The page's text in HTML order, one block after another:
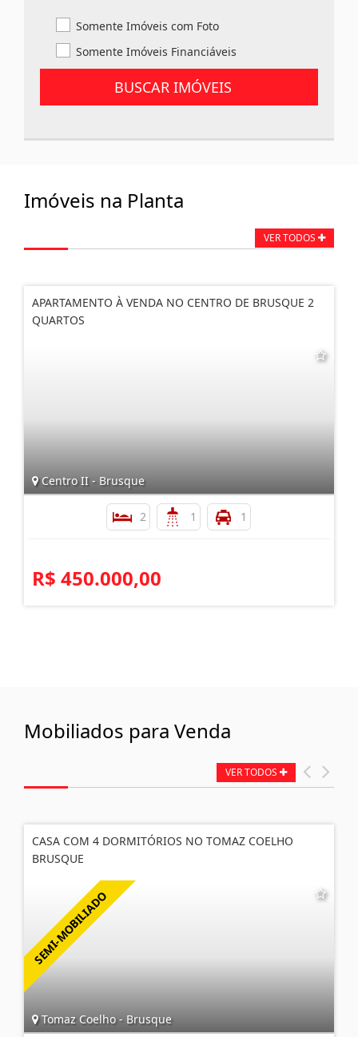
Somente Imóveis com Foto
Somente Imóveis Financiáveis
BUSCAR IMÓVEIS
Imóveis na Planta
VER TODOS
APARTAMENTO À VENDA NO CENTRO DE BRUSQUE 2
QUARTOS
Centro II - Brusque
2 1 1
R$ 450.000,00
Mobiliados para Venda
VER TODOS
CASA COM 4 DORMITÓRIOS NO TOMAZ COELHO
BRUSQUE
Tomaz Coelho - Brusque